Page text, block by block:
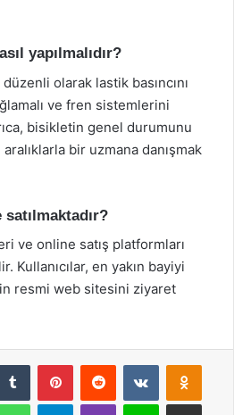
yapılmalıdır?
olarak lastik basıncını
ve fren sistemlerini
bisikletin genel durumunu
bir uzmana danışmak
ve online satış platformları
Kullanıcılar, en yakın bayiyi
resmi web sitesini ziyaret
Tumblr PinterestReddit VKontakte
WhatsAppTelegramViber Line E-Posta ile